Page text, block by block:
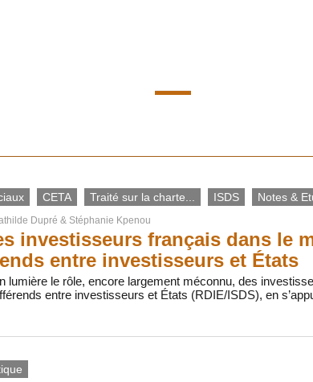
CETA Traité sur la charte... ISDS Notes &
Dupré & Stéphanie Kpenou
investisseurs français dans le
entre investisseurs et États
lumière le rôle, encore largement méconnu, des
entre investisseurs et États (RDIE/ISDS), en